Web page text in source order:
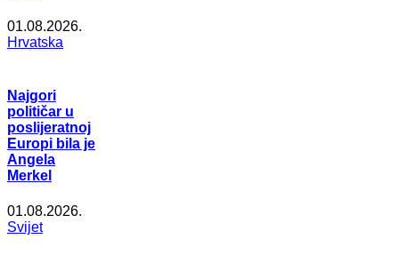
01.08.2026.
Hrvatska
Najgori
političar u
poslijeratnoj
Europi bila je
Angela
Merkel
01.08.2026.
Svijet